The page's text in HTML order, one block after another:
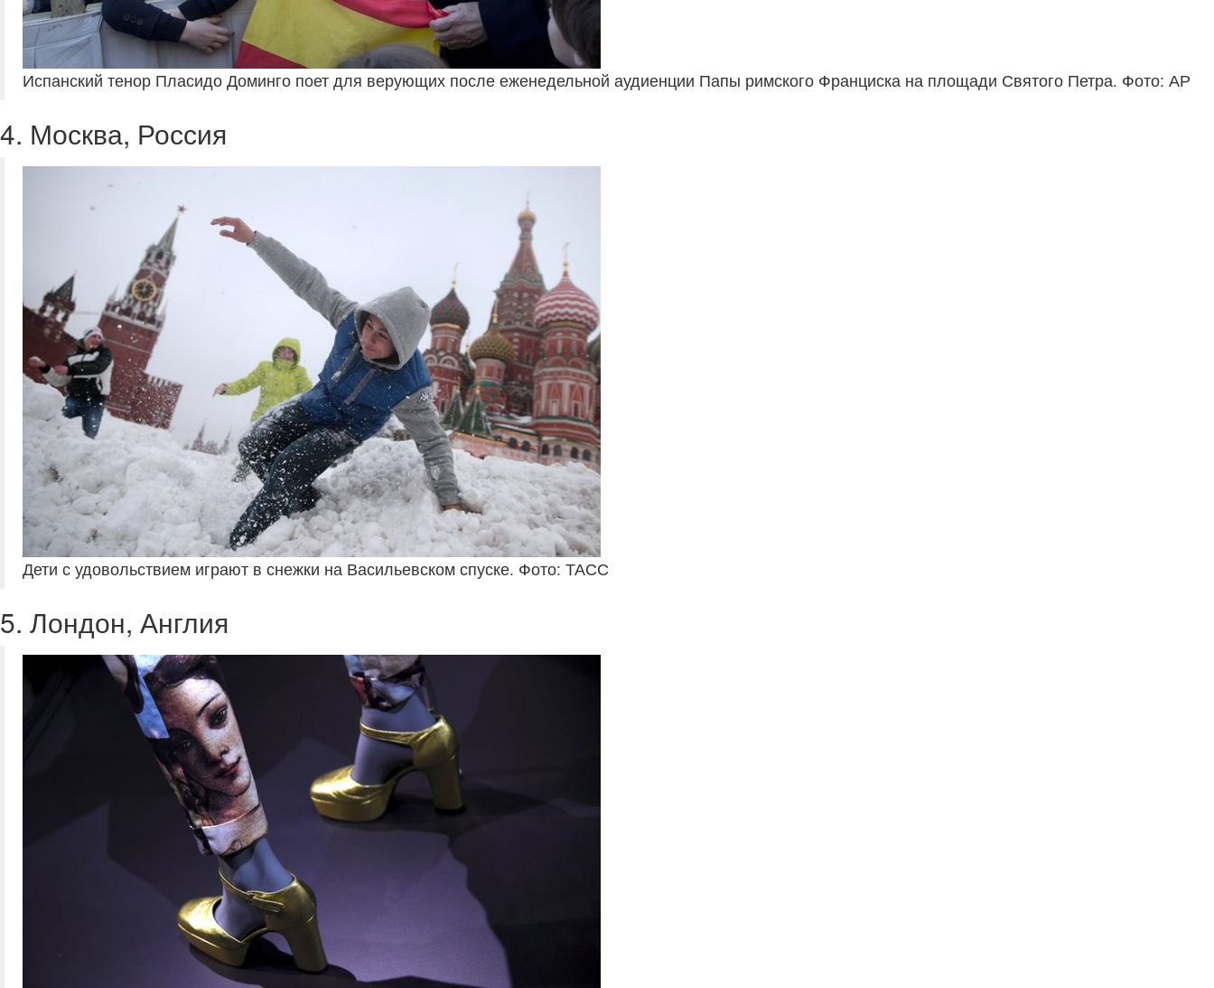
Испанский тенор Пласидо Доминго поет для верующих после еженедельной аудиенции Папы римского Франциска на площади Святого Петра. Фото: АР
4. Москва, Россия
Дети с удовольствием играют в снежки на Васильевском спуске. Фото: ТАСС
5. Лондон, Англия